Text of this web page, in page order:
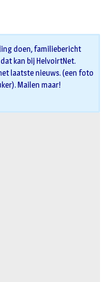
doen, familiebericht
kan bij HelvoirtNet.
laatste nieuws. (een foto
Mailen maar!